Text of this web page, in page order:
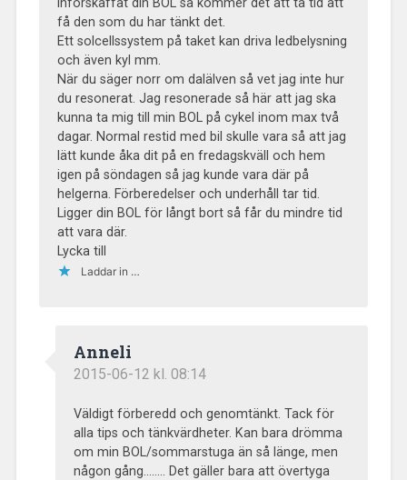
införskaffat din BOL så kommer det att ta tid att
få den som du har tänkt det.
Ett solcellssystem på taket kan driva ledbelysning
och även kyl mm.
När du säger norr om dalälven så vet jag inte hur
du resonerat. Jag resonerade så här att jag ska
kunna ta mig till min BOL på cykel inom max två
dagar. Normal restid med bil skulle vara så att jag
lätt kunde åka dit på en fredagskväll och hem
igen på söndagen så jag kunde vara där på
helgerna. Förberedelser och underhåll tar tid.
Ligger din BOL för långt bort så får du mindre tid
att vara där.
Lycka till
Laddar in …
Anneli
2015-06-12 kl. 08:14
Väldigt förberedd och genomtänkt. Tack för
alla tips och tänkvärdheter. Kan bara drömma
om min BOL/sommarstuga än så länge, men
någon gång…….. Det gäller bara att övertyga